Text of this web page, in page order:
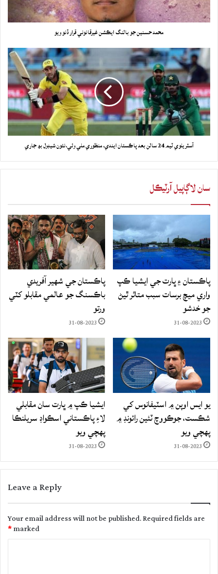
محمد حسنين جو بالنگ ايڪشن غيرقانوني قرار ڏنو ويو
آسٽريلوي ٽيم 24 سالن بعد پاڪستان ايندي، منظوري ملي وئي،نئون شيڊول بھ جاري
سان لاڳاپيل آرٽيڪل
پاڪستان ۽ ڀارت جي ايشيا ڪپ
واري ميچ برسات سبب متاثر ٿيڻ
جو خدشو
31-08-2023
پاڪستان جي شهير آفريدي
باڪسنگ جو عالمي مقابلو کٽي
ورتو
31-08-2023
يو ايس اوپن ۾ اسٽيفانوس کي
شڪست، جوڪووچ ٽئين رائونڊ ۾
پهچي ويو
31-08-2023
ايشيا ڪپ ۾ ڀارت سان مقابلي
لاءِ پاڪستاني اسڪواڊ سريلنڪا
پهچي ويو
31-08-2023
Leave a Reply
Your email address will not be published.Required fields are
marked
*